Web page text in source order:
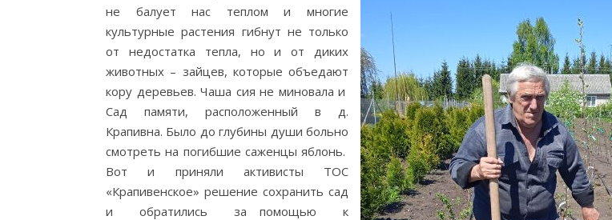
не балует нас теплом и многие
культурные растения гибнут не только
от недостатка тепла, но и от диких
животных – зайцев, которые объедают
кору деревьев. Чаша сия не миновала и
Сад памяти, расположенный в д.
Крапивна. Было до глубины души больно
смотреть на погибшие саженцы яблонь.
Вот и приняли активисты ТОС
«Крапивенское» решение сохранить сад
и обратились за помощью к